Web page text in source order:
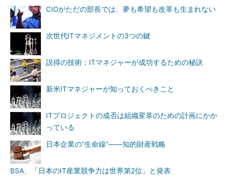
CIOがただの部長では、夢も希望も改革も生まれない
次世代ITマネジメントの3つの鍵
説得の技術：ITマネジャーが成功するための秘訣
新米ITマネジャーが知っておくべきこと
ITプロジェクトの成否は組織変革のための計画にかか
っている
日本企業の“生命線”――知的財産戦略
BSA、「日本のIT産業競争力は世界第2位」と発表